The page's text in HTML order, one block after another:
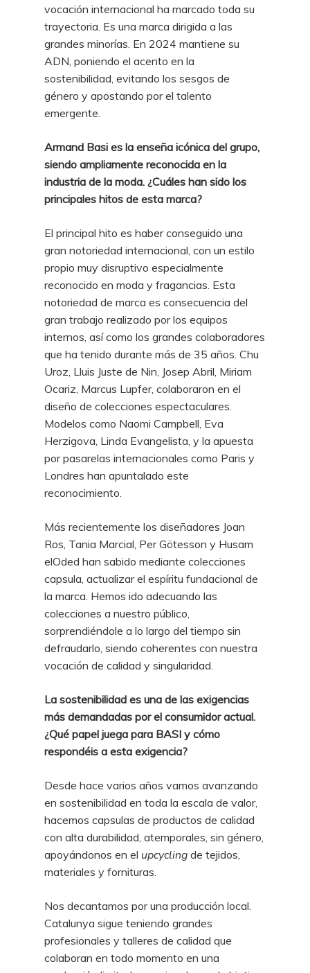
vocación internacional ha marcado toda su
trayectoria. Es una marca dirigida a las
grandes minorías. En 2024 mantiene su
ADN, poniendo el acento en la
sostenibilidad, evitando los sesgos de
género y apostando por el talento
emergente.
Armand Basi es la enseña icónica del grupo,
siendo ampliamente reconocida en la
industria de la moda. ¿Cuáles han sido los
principales hitos de esta marca?
El principal hito es haber conseguido una
gran notoriedad internacional, con un estilo
propio muy disruptivo especialmente
reconocido en moda y fragancias. Esta
notoriedad de marca es consecuencia del
gran trabajo realizado por los equipos
internos, así como los grandes colaboradores
que ha tenido durante más de 35 años. Chu
Uroz, Lluis Juste de Nin, Josep Abril, Miriam
Ocariz, Marcus Lupfer, colaboraron en el
diseño de colecciones espectaculares.
Modelos como Naomi Campbell, Eva
Herzigova, Linda Evangelista, y la apuesta
por pasarelas internacionales como Paris y
Londres han apuntalado este
reconocimiento.
Más recientemente los diseñadores Joan
Ros, Tania Marcial, Per Götesson y Husam
elOded han sabido mediante colecciones
capsula, actualizar el espíritu fundacional de
la marca. Hemos ido adecuando las
colecciones a nuestro público,
sorprendiéndole a lo largo del tiempo sin
defraudarlo, siendo coherentes con nuestra
vocación de calidad y singularidad.
La sostenibilidad es una de las exigencias
más demandadas por el consumidor actual.
¿Qué papel juega para BASI y cómo
respondéis a esta exigencia?
Desde hace varios años vamos avanzando
en sostenibilidad en toda la escala de valor,
hacemos capsulas de productos de calidad
con alta durabilidad, atemporales, sin género,
apoyándonos en el upcycling de tejidos,
materiales y fornituras.
Nos decantamos por una producción local.
Catalunya sigue teniendo grandes
profesionales y talleres de calidad que
colaboran en todo momento en una